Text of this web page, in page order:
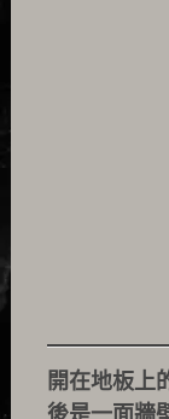
開在地板上
後是一面牆